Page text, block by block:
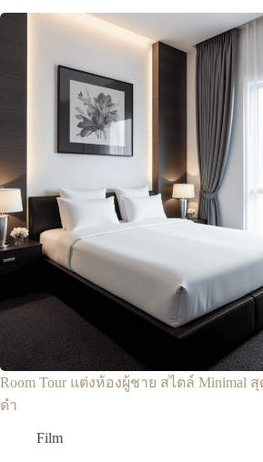
Room Tour แต่งห้องผู้ชาย สไตล์ Minimal
ดำ
Film